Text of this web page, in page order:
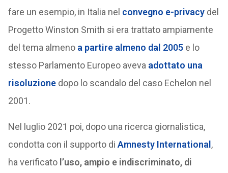
fare un esempio, in Italia nel convegno e-privacydel
Progetto Winston Smith si era trattato ampiamente
del tema almeno a partire almeno dal 2005e lo
stesso Parlamento Europeo aveva adottato una
risoluzionedopo lo scandalo del caso Echelon nel
2001.
Nel luglio 2021 poi, dopo una ricerca giornalistica,
condotta con il supporto di Amnesty International ,
ha verificato l’uso, ampio e indiscriminato, di